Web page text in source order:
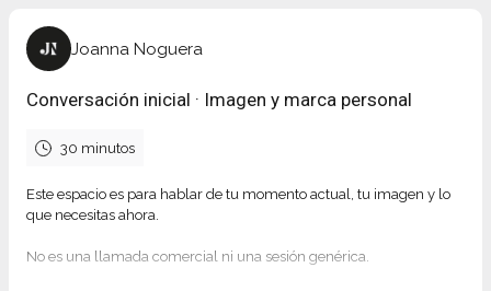
Joanna Noguera
Conversación inicial · Imagen y marca personal
30 minutos
Este espacio es para hablar de tu momento actual, tu imagen y lo
que necesitas ahora.
No es una llamada comercial ni una sesión genérica.